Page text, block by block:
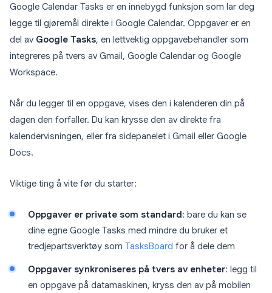
Google Calendar Tasks er en innebygd funksjon som lar deg
legge til gjøremål direkte i Google Calendar. Oppgaver er en
del av Google Tasks, en lettvektig oppgavebehandler som
integreres på tvers av Gmail, Google Calendar og Google
Workspace.
Når du legger til en oppgave, vises den i kalenderen din på
dagen den forfaller. Du kan krysse den av direkte fra
kalendervisningen, eller fra sidepanelet i Gmail eller Google
Docs.
Viktige ting å vite før du starter:
Oppgaver er private som standard: bare du kan se
dine egne Google Tasks med mindre du bruker et
tredjepartsverktøy som TasksBoard for å dele dem
Oppgaver synkroniseres på tvers av enheter: legg til
en oppgave på datamaskinen, kryss den av på mobilen